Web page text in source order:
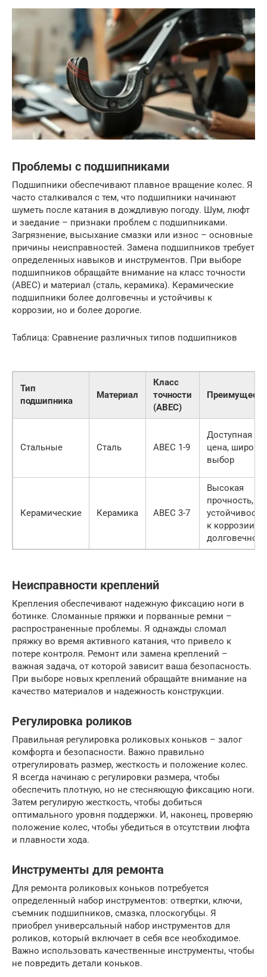
Проблемы с подшипниками
Подшипники обеспечивают плавное вращение колес. Я
часто сталкивался с тем, что подшипники начинают
шуметь после катания в дождливую погоду. Шум, люфт
и заедание – признаки проблем с подшипниками.
Загрязнение, высыхание смазки или износ – основные
причины неисправностей. Замена подшипников требует
определенных навыков и инструментов. При выборе
подшипников обращайте внимание на класс точности
(ABEC) и материал (сталь, керамика). Керамические
подшипники более долговечны и устойчивы к
коррозии, но и более дорогие.
Таблица: Сравнение различных типов подшипников
Тип
подшипника
Материал
Класс
точности
(ABEC)
Стальные Сталь ABEC 1-9
Доступная
цена,
выбор
Керамические Керамика ABEC 3-7
Высокая
прочность,
устойчивость
к коррозии,
Неисправности креплений
Крепления обеспечивают надежную фиксацию ноги в
ботинке. Сломанные пряжки и порванные ремни –
распространенные проблемы. Я однажды сломал
пряжку во время активного катания, что привело к
потере контроля. Ремонт или замена креплений –
важная задача, от которой зависит ваша безопасность.
При выборе новых креплений обращайте внимание на
качество материалов и надежность конструкции.
Регулировка роликов
Правильная регулировка роликовых коньков – залог
комфорта и безопасности. Важно правильно
отрегулировать размер, жесткость и положение колес.
Я всегда начинаю с регулировки размера, чтобы
обеспечить плотную, но не стесняющую фиксацию ноги.
Затем регулирую жесткость, чтобы добиться
оптимального уровня поддержки. И, наконец, проверяю
положение колес, чтобы убедиться в отсутствии люфта
и плавности хода.
Инструменты для ремонта
Для ремонта роликовых коньков потребуется
определенный набор инструментов: отвертки, ключи,
съемник подшипников, смазка, плоскогубцы. Я
приобрел универсальный набор инструментов для
роликов, который включает в себя все необходимое.
Важно использовать качественные инструменты, чтобы
не повредить детали коньков.